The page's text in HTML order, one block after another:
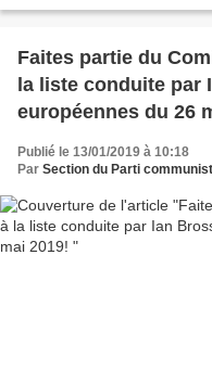
Faites partie du
la liste conduite par
européennes du 26
Publié le 13/01/2019 à 10:18
Par Section du Parti